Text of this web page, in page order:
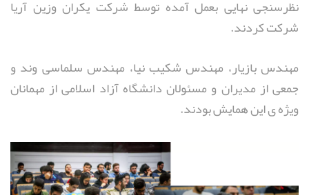
نظرسنجی نهایی بعمل آمده توسط شرکت یکران وزین آریا
شرکت کردند.
مهندس بازیار، مهندس شکیب نیا، مهندس سلماسی وند و
جمعی از مدیران و مسئولان دانشگاه آزاد اسلامی از مهمانان
ویژه ی این همایش بودند.